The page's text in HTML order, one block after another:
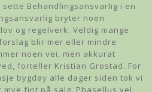
Behandlingsansvarlig i en
bryter noen
og regelverk. Veldig mange
blir mer eller mindre
noen vei, men akkurat
forteller Kristian Grostad. For
bygdøy alle dager siden tok vi